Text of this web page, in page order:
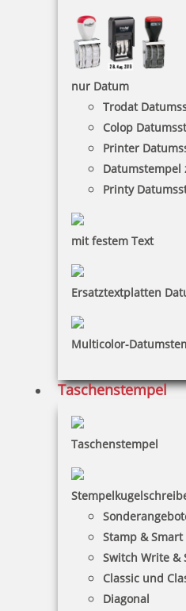
nur Datum
Trodat
Colop
Printer
Datumstempel
Printy
mit festem Text
Ersatztextplatten
Multicolor-
Taschenstempel
Taschenstempel
Stamp & Smart
Switch Write &
Classic und
Diagonal